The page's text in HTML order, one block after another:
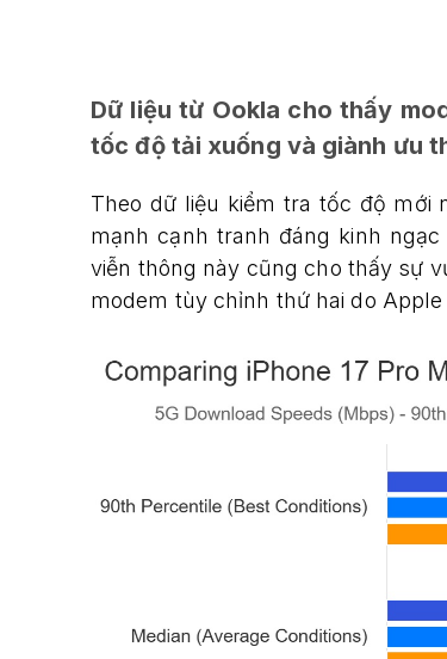
Dữ liệu từ Ookla cho thấy
tốc độ tải xuống và giành ưu
Theo dữ liệu kiểm tra tốc độ mới
mạnh cạnh tranh đáng kinh
viễn thông này cũng cho thấy sự
modem tùy chỉnh thứ hai do